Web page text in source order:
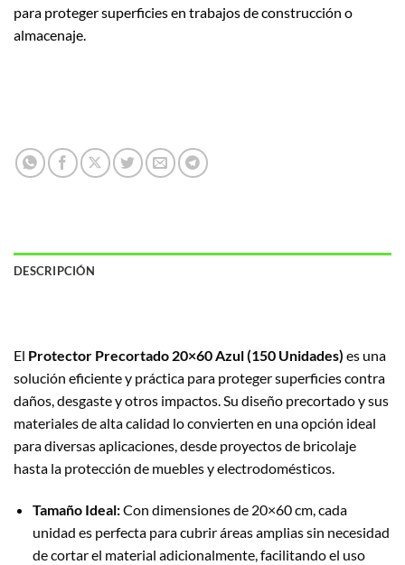
para proteger superficies en trabajos de construcción o
almacenaje.
DESCRIPCIÓN
El Protector Precortado 20×60 Azul (150 Unidades) es una
solución eficiente y práctica para proteger superficies contra
daños, desgaste y otros impactos. Su diseño precortado y sus
materiales de alta calidad lo convierten en una opción ideal
para diversas aplicaciones, desde proyectos de bricolaje
hasta la protección de muebles y electrodomésticos.
Tamaño Ideal:Con dimensiones de 20×60 cm, cada
unidad es perfecta para cubrir áreas amplias sin necesidad
de cortar el material adicionalmente, facilitando el uso